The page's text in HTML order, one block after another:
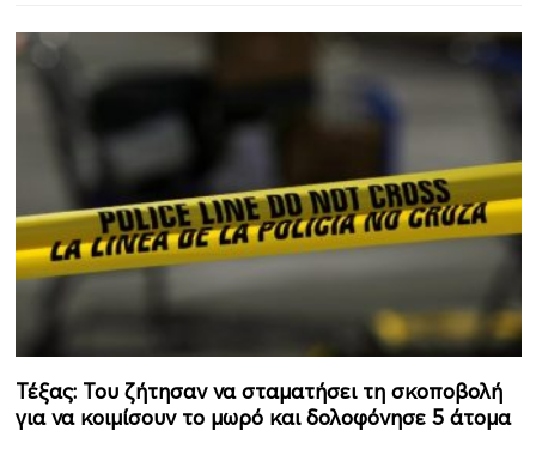
Τέξας: Του ζήτησαν να σταματήσει τη σκοποβολή
για να κοιμίσουν το μωρό και δολοφόνησε 5 άτομα